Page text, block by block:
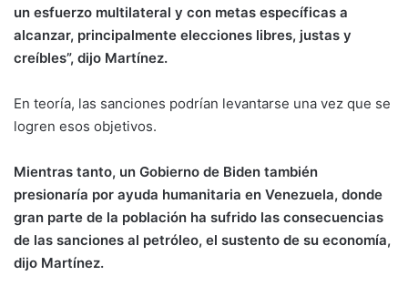
un esfuerzo multilateral y con metas específicas a
alcanzar, principalmente elecciones libres, justas y
creíbles”, dijo Martínez.
En teoría, las sanciones podrían levantarse una vez que se
logren esos objetivos.
Mientras tanto, un Gobierno de Biden también
presionaría por ayuda humanitaria en Venezuela, donde
gran parte de la población ha sufrido las consecuencias
de las sanciones al petróleo, el sustento de su economía,
dijo Martínez.